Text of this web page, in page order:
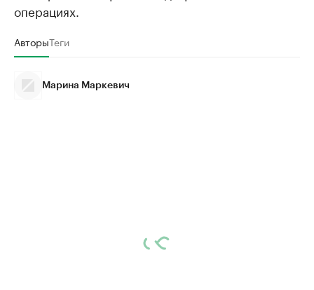
операциях.
АвторыТеги
Марина Маркевич